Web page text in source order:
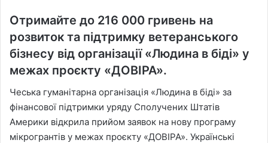
Отримайте до 216 000 гривень на
розвиток та підтримку ветеранського
бізнесу від організації «Людина в біді» у
межах проєкту «ДОВІРА».
Чеська гуманітарна організація «Людина в біді» за
фінансової підтримки уряду Сполучених Штатів
Америки відкрила прийом заявок на нову програму
мікрогрантів у межах проєкту «ДОВІРА». Українські